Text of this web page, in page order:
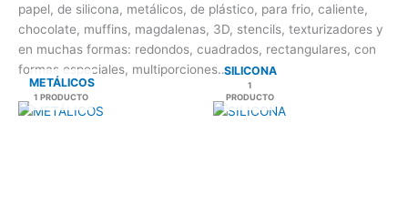
papel, de silicona, metálicos, de plástico, para frio, caliente,
chocolate, muffins, magdalenas, 3D, stencils, texturizadores y
en muchas formas: redondos, cuadrados, rectangulares, con
formas especiales, multiporciones…
METÁLICOS
1 PRODUCTO
SILICONA
1
PRODUCTO